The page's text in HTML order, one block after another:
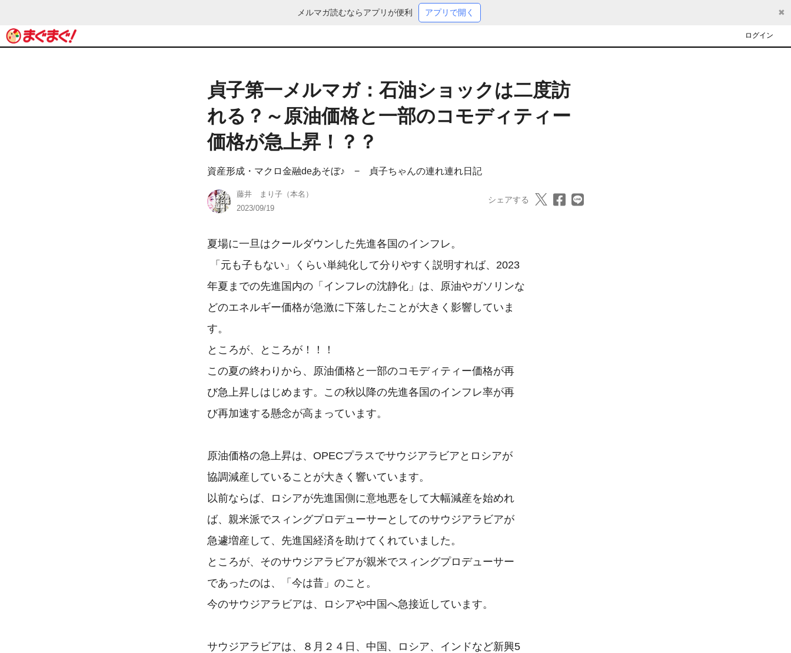
メルマガ読むならアプリが便利 アプリで開く ✖
ログイン
貞子第一メルマガ：石油ショックは二度訪
れる？～原油価格と一部のコモディティー
価格が急上昇！？？
資産形成・マクロ金融deあそぼ♪ − 貞子ちゃんの連れ連れ日記
藤井 まり子（本名）
2023/09/19
シェアする
夏場に一旦はクールダウンした先進各国のインフレ。
年夏までの先進国内の「インフレの沈静化」は、原油やガソリンな
どのエネルギー価格が急激に下落したことが大きく影響していま
す。
ところが、ところが！！！
この夏の終わりから、原油価格と一部のコモディティー価格が再
び急上昇しはじめます。この秋以降の先進各国のインフレ率が再
び再加速する懸念が高まっています。
原油価格の急上昇は、OPECプラスでサウジアラビアとロシアが
協調減産していることが大きく響いています。
以前ならば、ロシアが先進国側に意地悪をして大幅減産を始めれ
ば、親米派でスィングプロデューサーとしてのサウジアラビアが
急遽増産して、先進国経済を助けてくれていました。
ところが、そのサウジアラビアが親米でスィングプロデューサー
であったのは、「今は昔」のこと。
今のサウジアラビアは、ロシアや中国へ急接近しています。
サウジアラビアは、８月２４日、中国、ロシア、インドなど新興5